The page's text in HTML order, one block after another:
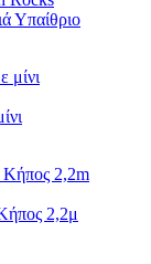
Υπαίθριο
2,2μ